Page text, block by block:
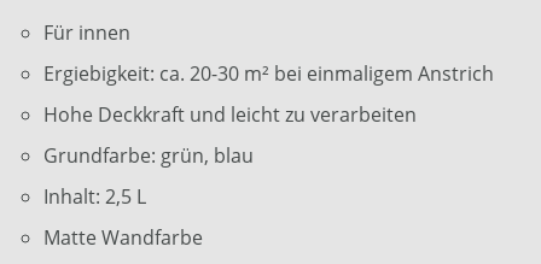
Für innen
Ergiebigkeit: ca. 20-30 m² bei einmaligem Anstrich
Hohe Deckkraft und leicht zu verarbeiten
Grundfarbe: grün, blau
Inhalt: 2,5 L
Matte Wandfarbe